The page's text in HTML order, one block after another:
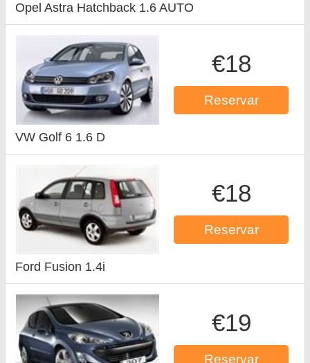
Opel Astra Hatchback 1.6 AUTO
€18
Reservar
VW Golf 6 1.6 D
€18
Reservar
Ford Fusion 1.4i
€19
Reservar